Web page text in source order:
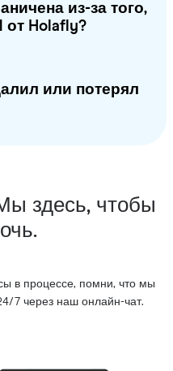
из-за того,
от Holafly?
или потерял
здесь, чтобы
в процессе, помни, что мы
7 через наш онлайн-чат.